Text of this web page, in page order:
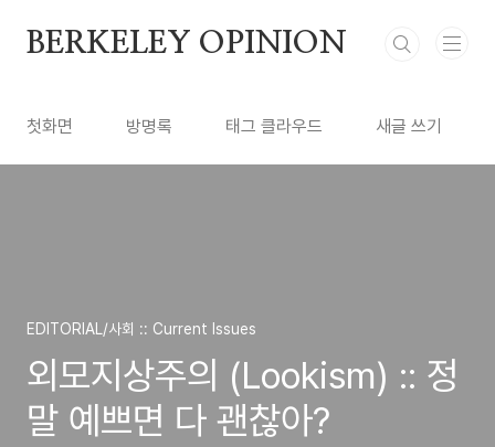
BERKELEY OPINION
첫화면 방명록 태그 클라우드 새글 쓰기
EDITORIAL/사회 :: Current Issues
외모지상주의 (Lookism) :: 정
말 예쁘면 다 괜찮아?